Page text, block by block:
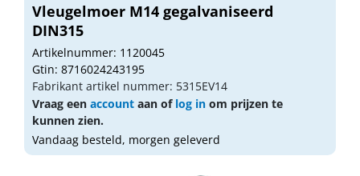
Vleugelmoer M14 gegalvaniseerd
DIN315
Artikelnummer: 1120045
Gtin: 8716024243195
Fabrikant artikel nummer: 5315EV14
Vraag een account aan of log in om prijzen te
kunnen zien.
Vandaag besteld, morgen geleverd